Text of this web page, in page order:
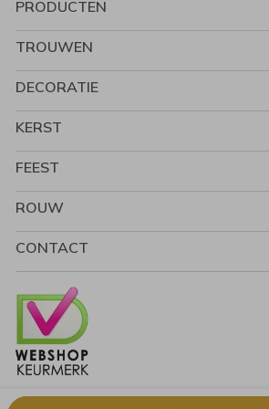
PRODUCTEN
TROUWEN
DECORATIE
KERST
FEEST
ROUW
CONTACT